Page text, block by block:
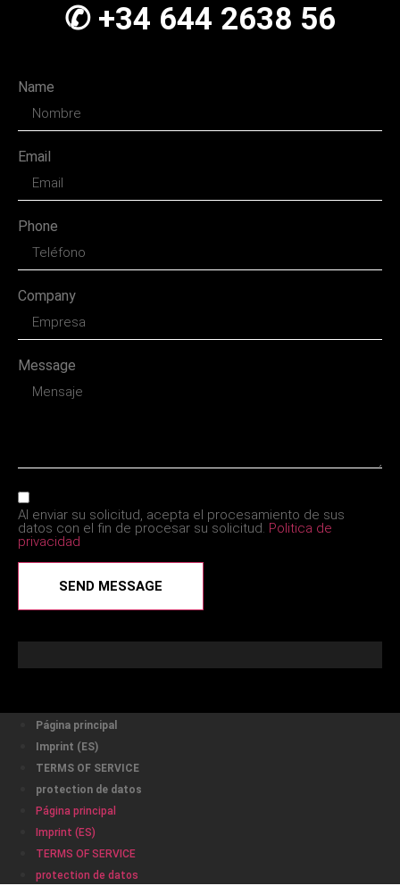
✆ +34 644 2638 56
Name
Email
Phone
Company
Message
Al enviar su solicitud, acepta el procesamiento de sus
datos con el fin de procesar su solicitud. Politica de
privacidad
SEND MESSAGE
Página principal
Imprint (ES)
TERMS OF SERVICE
protection de datos
Página principal
Imprint (ES)
TERMS OF SERVICE
protection de datos